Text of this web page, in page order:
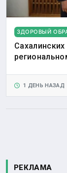
ЗДОРОВЫЙ
1 ДЕНЬ НАЗАД
РЕКЛАМА